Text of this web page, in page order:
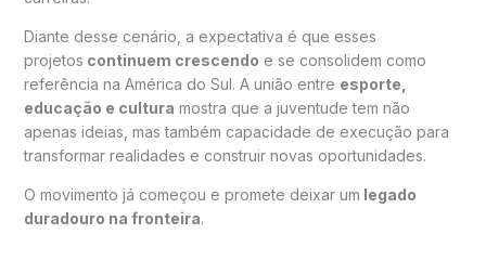
Diante desse cenário, a expectativa é que esses
projetos continuem crescendo e se consolidem como
referência na América do Sul. A união entre esporte,
educação e cultura mostra que a juventude tem não
apenas ideias, mas também capacidade de execução para
transformar realidades e construir novas oportunidades.
O movimento já começou e promete deixar um legado
duradouro na fronteira.